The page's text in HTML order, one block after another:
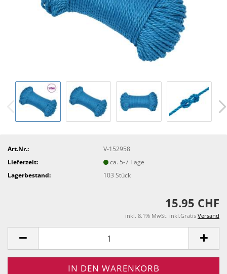
Art.Nr.:
V-152958
Lieferzeit:
ca. 5-7 Tage
Lagerbestand:
103Stück
15.95 CHF
inkl. 8.1% MwSt. inkl.Gratis Versand